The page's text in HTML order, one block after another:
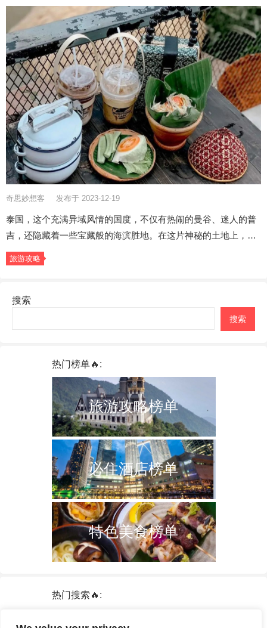
奇思妙想客 发布于 2023-12-19
泰国，这个充满异域风情的国度，不仅有热闹的曼谷、迷人的普
吉，还隐藏着一些宝藏般的海滨胜地。在这片神秘的土地上，…
旅游攻略
搜索
搜索
热门榜单🔥:
旅游攻略榜单
必住酒店榜单
特色美食榜单
热门搜索🔥: